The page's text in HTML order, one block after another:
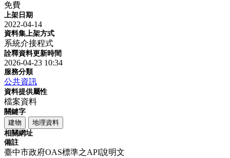
免費
上架日期
2022-04-14
資料集上架方式
系統介接程式
詮釋資料更新時間
2026-04-23 10:34
服務分類
公共資訊
資料提供屬性
檔案資料
關鍵字
建物
地理資料
相關網址
備註
臺中市政府OAS標準之API說明文